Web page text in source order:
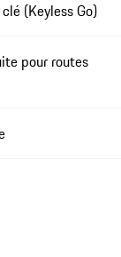
(Keyless Go)
pour routes